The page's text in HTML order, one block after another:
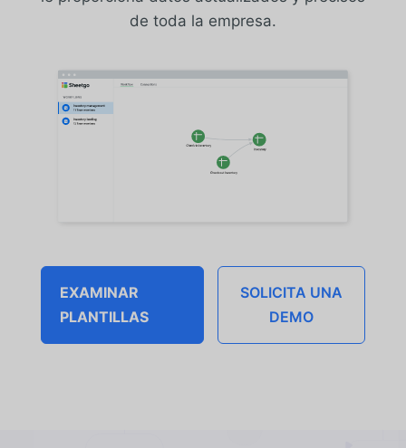
de toda la empresa.
EXAMINAR
PLANTILLAS
SOLICITA UNA
DEMO